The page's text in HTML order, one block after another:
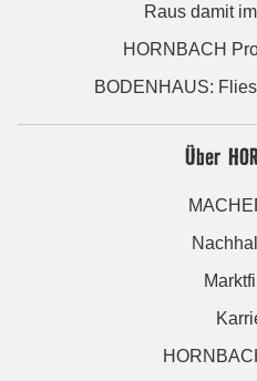
Raus damit
HORNBACH
BODENHAUS:
Über